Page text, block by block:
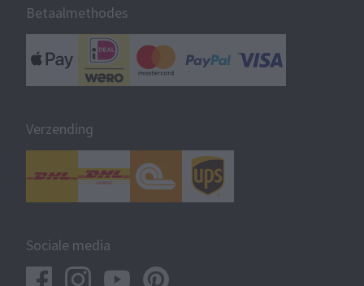
Betaalmethodes
Verzending
Sociale media